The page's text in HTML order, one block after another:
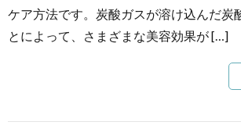
ケア方法です。炭酸ガスが溶け込んだ炭
とによって、さまざまな美容効果が […]